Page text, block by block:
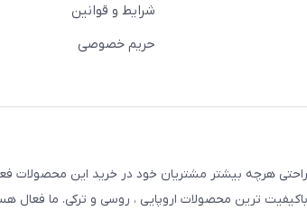
شرایط و قوانین
حریم خصوصی
هرچه بیشتر مشتریان خود در خرید این محصولات
ترین محصولات اروپایی ، روسی و ترکی. ما فعال